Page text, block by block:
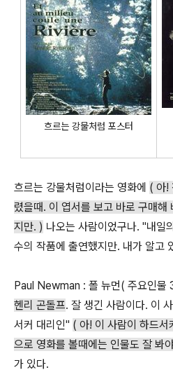
흐르는 강물처럼 포스터
흐르는 강물처럼이라는 영화에 ( 아!
렸을때. 이 엽서를 보고 바로 구매해
지만. ) 나오는 사람이었구나. "내일
수의 작품에 출연했지만. 내가 알고
Paul Newman : 폴 뉴먼( 주요인물
헨리 곤돌프. 잘 생긴 사람이다. 이
서커 대리인" ( 아! 이 사람이 하드
으로 영화를 볼때에는 인물도 잘 봐
가 있다.